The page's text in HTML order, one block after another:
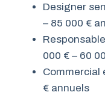
Designer
– 85 000 €
000 € – 60
Commercial
€ annuels